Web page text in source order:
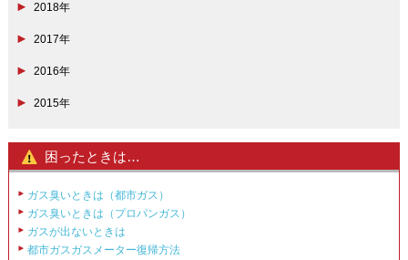
2018年
2017年
2016年
2015年
困ったときは…
ガス臭いときは（都市ガス）
ガス臭いときは（プロパンガス）
ガスが出ないときは
都市ガスガスメーター復帰方法